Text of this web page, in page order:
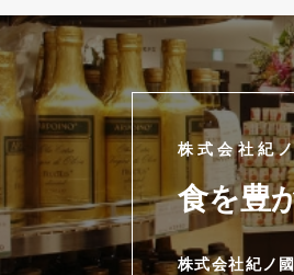
株式会社紀
食を豊
株式会社紀ノ